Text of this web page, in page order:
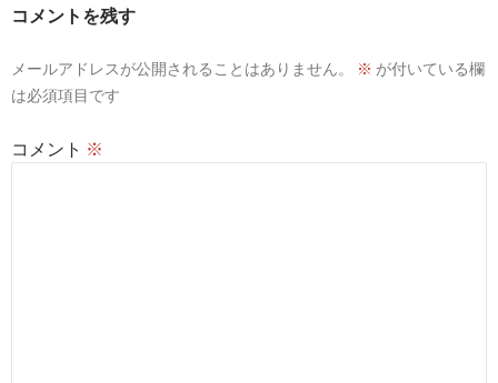
コメントを残す
メールアドレスが公開されることはありません。 ※ が付いている欄
は必須項目です
コメント ※